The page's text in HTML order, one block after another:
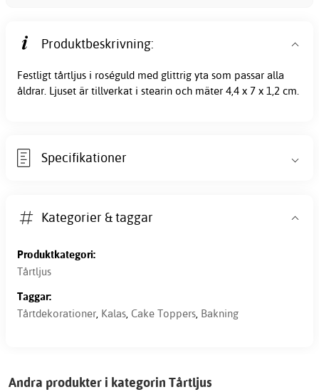
Produktbeskrivning:
Festligt tårtljus i roséguld med glittrig yta som passar alla
åldrar. Ljuset är tillverkat i stearin och mäter 4,4 x 7 x 1,2 cm.
Specifikationer
Kategorier & taggar
Produktkategori:
Tårtljus
Taggar:
Tårtdekorationer, Kalas, Cake Toppers, Bakning
Andra produkter i kategorin Tårtljus